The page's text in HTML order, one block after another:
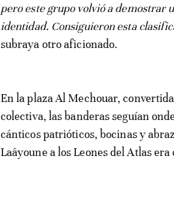
pero este grupo volvió a demostrar
identidad. Consiguieron esta
subraya otro aficionado.
En la plaza Al Mechouar,
colectiva, las banderas seguían
cánticos patrióticos, bocinas y
Laâyoune a los Leones del Atlas